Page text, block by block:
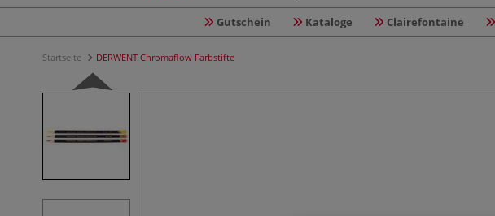
Gutschein Kataloge Clairefontaine
Startseite DERWENT Chromaflow Farbstifte